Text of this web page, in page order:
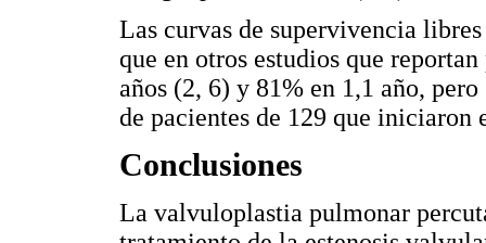
Las curvas de supervivencia
que en otros estudios que
años (2, 6) y 81% en 1,1 año,
de pacientes de 129 que iniciaron
Conclusiones
La valvuloplastia pulmonar